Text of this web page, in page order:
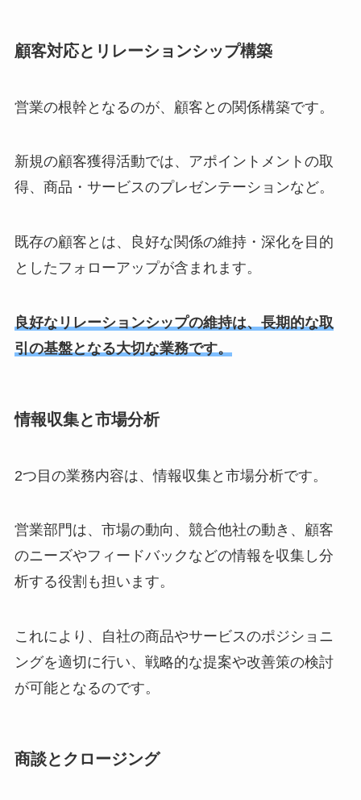
顧客対応とリレーションシップ構築
営業の根幹となるのが、顧客との関係構築です。
新規の顧客獲得活動では、アポイントメントの取
得、商品・サービスのプレゼンテーションなど。
既存の顧客とは、良好な関係の維持・深化を目的
としたフォローアップが含まれます。
良好なリレーションシップの維持は、長期的な取
引の基盤となる大切な業務です。
情報収集と市場分析
2つ目の業務内容は、情報収集と市場分析です。
営業部門は、市場の動向、競合他社の動き、顧客
のニーズやフィードバックなどの情報を収集し分
析する役割も担います。
これにより、自社の商品やサービスのポジショニ
ングを適切に行い、戦略的な提案や改善策の検討
が可能となるのです。
商談とクロージング